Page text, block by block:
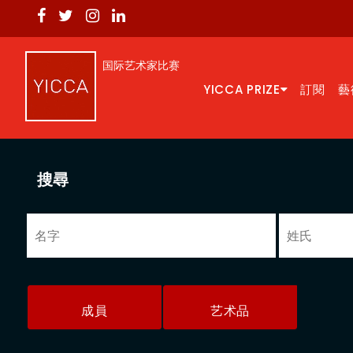
国际艺术家比赛
YICCA PRIZE 訂閱
搜尋
成員 艺术品